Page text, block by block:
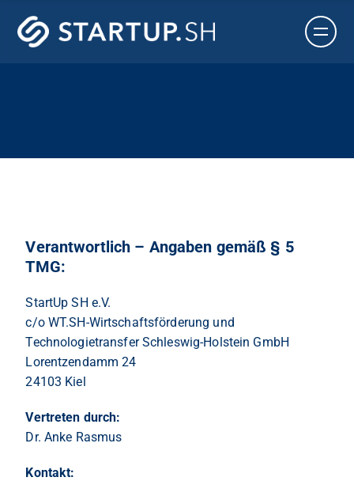
Verantwortlich – Angaben gemäß § 5
TMG:
StartUp SH e.V.
c/o WT.SH-Wirtschaftsförderung und
Technologietransfer Schleswig-Holstein GmbH
Lorentzendamm 24
24103 Kiel
Vertreten durch:
Dr. Anke Rasmus
Kontakt: